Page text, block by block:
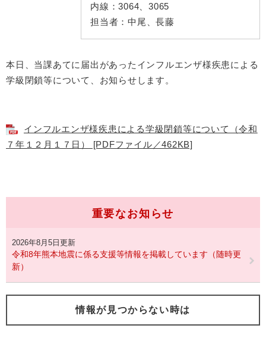
内線：3064、3065
担当者： 中尾、長藤
本日、当課あてに届出があったインフルエンザ様疾患による
学級閉鎖等について、お知らせします。
インフルエンザ様疾患による学級閉鎖等について（令和
７年１２月１７日） [PDFファイル／462KB]
重要なお知らせ
2026年8月5日更新
令和8年熊本地震に係る支援等情報を掲載しています（随時更
新）
情報が見つからない時は